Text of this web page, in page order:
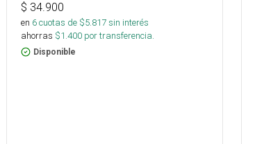
$ 34.900
en 6cuotas de $5.817sin interés
ahorras $1.400 por transferencia.
Disponible